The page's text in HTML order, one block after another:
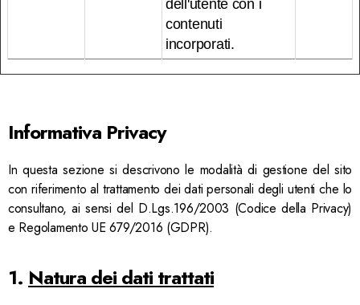
dell'utente con i
contenuti
incorporati.
Informativa Privacy
In questa sezione si descrivono le modalità di gestione del sito
con riferimento al trattamento dei dati personali degli utenti che lo
consultano, ai sensi del D.Lgs.196/2003 (Codice della Privacy)
e Regolamento UE 679/2016 (GDPR).
1. Natura dei dati trattati